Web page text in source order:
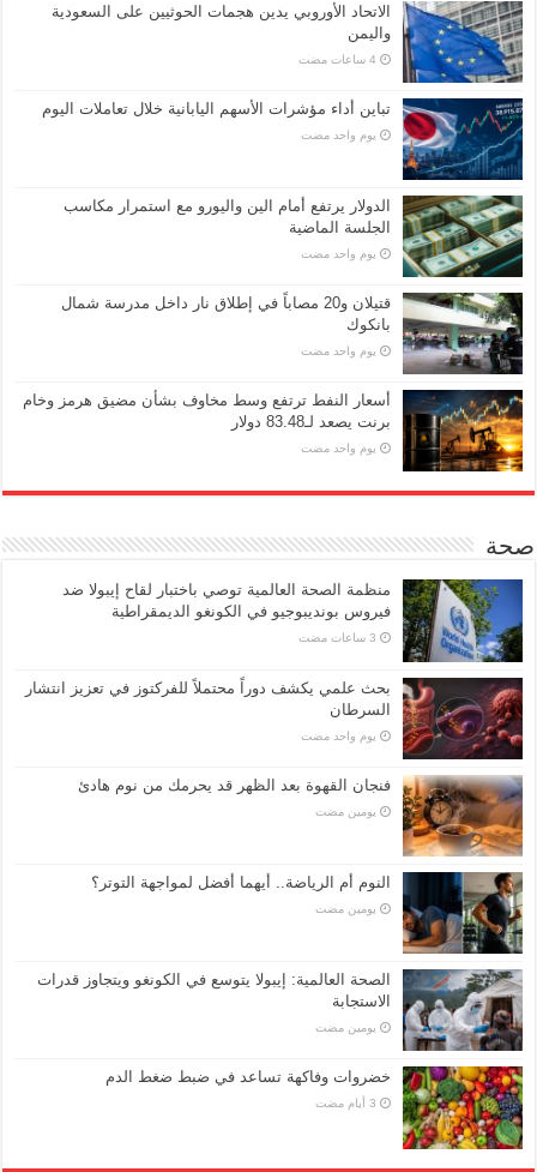
الاتحاد الأوروبي يدين هجمات الحوثيين على السعودية
واليمن
تباين أداء مؤشرات الأسهم اليابانية خلال تعاملات اليوم
‏يوم واحد مضت
الدولار يرتفع أمام الين واليورو مع استمرار مكاسب
الجلسة الماضية
‏يوم واحد مضت
قتيلان و20 مصاباً في إطلاق نار داخل مدرسة شمال
بانكوك
‏يوم واحد مضت
أسعار النفط ترتفع وسط مخاوف بشأن مضيق هرمز وخام
برنت يصعد لـ83.48 دولار
‏يوم واحد مضت
صحة
منظمة الصحة العالمية توصي باختبار لقاح إيبولا ضد
فيروس بونديبوجيو في الكونغو الديمقراطية
بحث علمي يكشف دوراً محتملاً للفركتوز في تعزيز انتشار
السرطان
‏يوم واحد مضت
فنجان القهوة بعد الظهر قد يحرمك من نوم هادئ
‏يومين مضت
النوم أم الرياضة.. أيهما أفضل لمواجهة التوتر؟
‏يومين مضت
الصحة العالمية: إيبولا يتوسع في الكونغو ويتجاوز قدرات
الاستجابة
‏يومين مضت
خضروات وفاكهة تساعد في ضبط ضغط الدم